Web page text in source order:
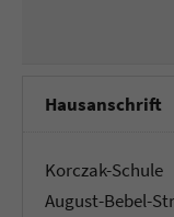
Hausanschrift
Korczak-Schule
August-Bebel-